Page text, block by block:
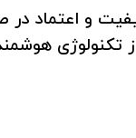
و اعتماد